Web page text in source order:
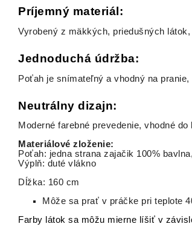
Príjemný materiál:
Vyrobený z mäkkých, priedušných
Jednoduchá údržba:
Poťah je snímateľný a vhodný na
Neutrálny dizajn:
Moderné farebné prevedenie, vhodné
Materiálové zloženie:
Poťah: jedna strana zajačik 100%
Výplň: duté vlákno
Dĺžka: 160 cm
Môže sa prať v práčke pri teplote
Farby látok sa môžu mierne líšiť v